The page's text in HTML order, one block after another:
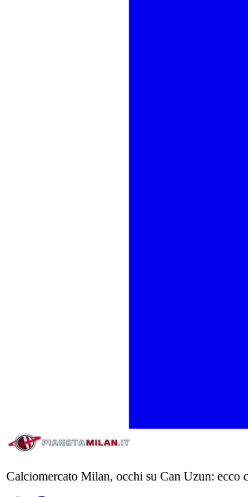
Calciomercato Milan, occhi su Can Uzun: ecco